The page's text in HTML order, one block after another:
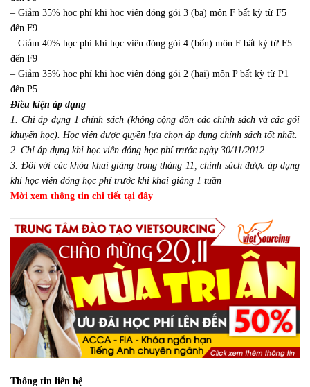
– Giảm 35% học phí khi học viên đóng gói 3 (ba) môn F bất kỳ từ F5
đến F9
– Giảm 40% học phí khi học viên đóng gói 4 (bốn) môn F bất kỳ từ F5
đến F9
– Giảm 35% học phí khi học viên đóng gói 2 (hai) môn P bất kỳ từ P1
đến P5
Điều kiện áp dụng
1. Chỉ áp dụng 1 chính sách (không cộng dồn các chính sách và các gói
khuyến học). Học viên được quyền lựa chọn áp dụng chính sách tốt nhất.
2. Chỉ áp dụng khi học viên đóng học phí trước ngày 30/11/2012.
3. Đối với các khóa khai giảng trong tháng 11, chính sách được áp dụng
khi học viên đóng học phí trước khi khai giảng 1 tuần
Mời xem thông tin chi tiết tại đây
Thông tin liên hệ